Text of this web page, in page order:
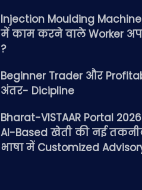
Injection Moulding
में काम करने वाले Worker
?
Beginner Trader और
अंतर- Dicipline
Bharat-VISTAAR Portal
AI-Based खेती की नई
भाषा में Customized